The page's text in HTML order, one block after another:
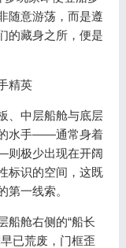
随意游荡，而是遵
的藏身之所，便是
中层船舱与底层
水手——通常身着
则极少出现在开阔
标识的空间，这既
第一线索。
舱右侧的“船长
已荒废，门框歪